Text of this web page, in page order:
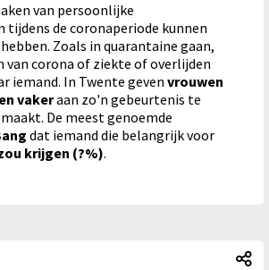
van persoonlijke
tijdens de coronaperiode kunnen
hebben. Zoals in quarantaine gaan,
van corona of ziekte of overlijden
iemand. In Twente geven vrouwen
vakeraan zo'n gebeurtenis te
De meest genoemde
dat iemand die belangrijk voor
krijgen (?%).